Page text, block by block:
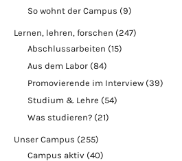
So wohnt der Campus (9)
Lernen, lehren, forschen (247)
Abschlussarbeiten (15)
Aus dem Labor (84)
Promovierende im Interview (39)
Studium & Lehre (54)
Was studieren? (21)
Unser Campus (255)
Campus aktiv (40)